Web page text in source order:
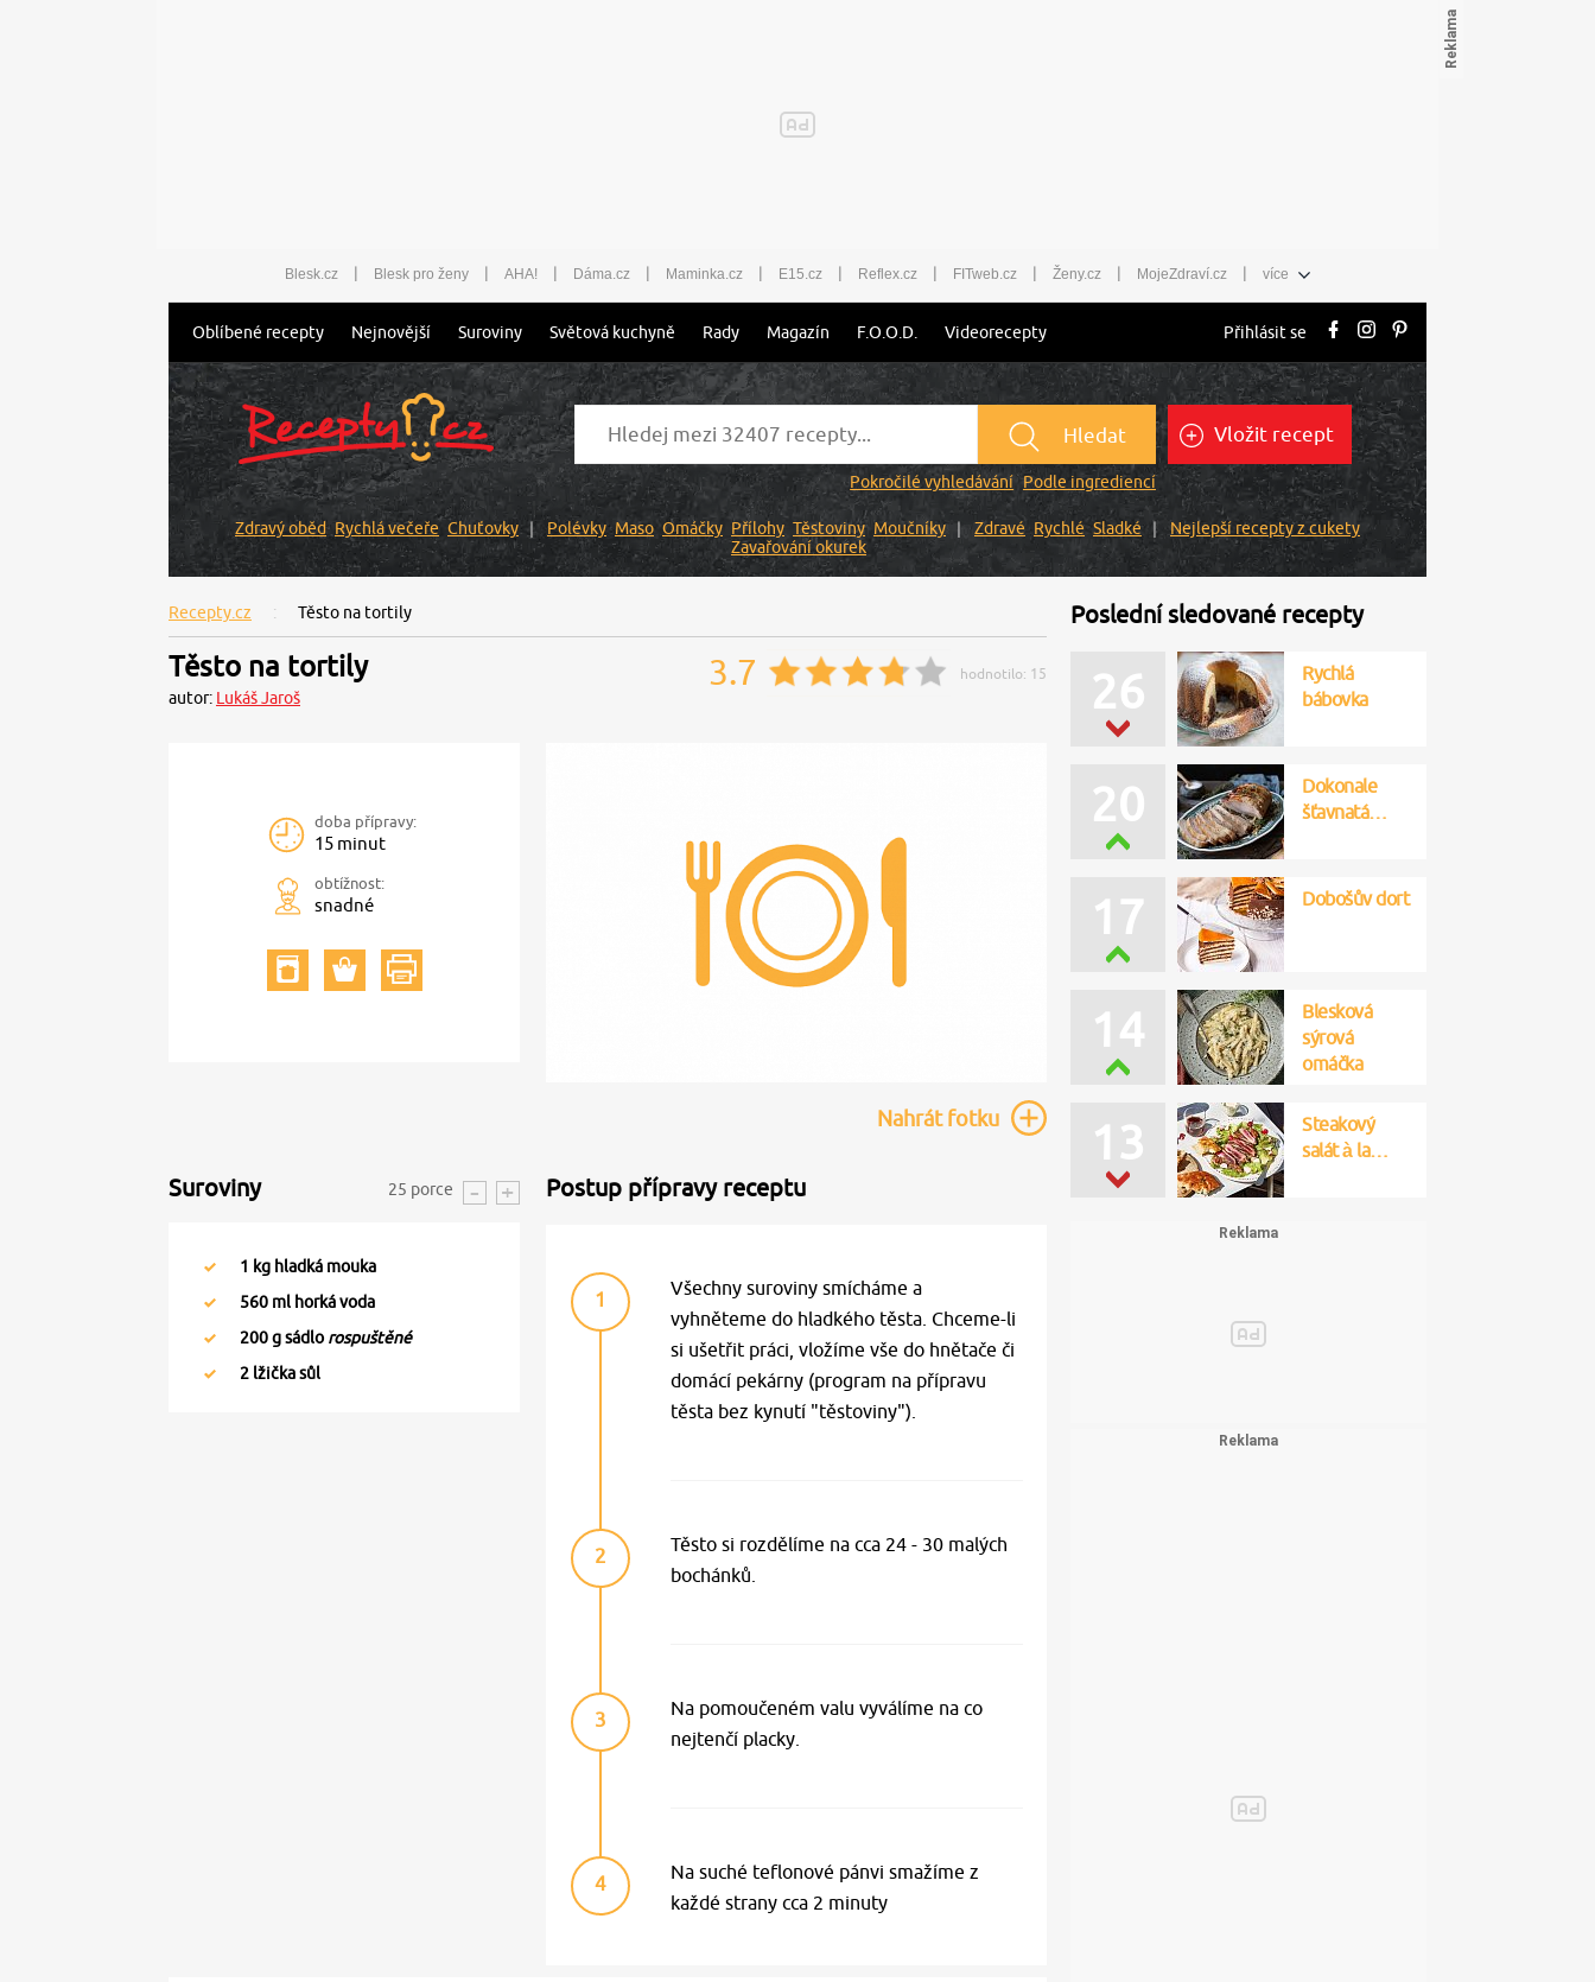
Blesk.cz | Blesk pro ženy | AHA! | Dáma.cz | Maminka.cz | E15.cz | Reflex.cz | FITweb.cz | Ženy.cz | MojeZdraví.cz | více
Oblíbené recepty Nejnovější Suroviny Světová kuchyně Rady Magazín F.O.O.D. Videorecepty Přihlásit se
Hledat
Pokročilé vyhledávání Podle ingrediencí
Vložit recept
Zdravý oběd Rychlá večeře Chuťovky Polévky Maso Omáčky Přílohy Těstoviny Moučníky Zdravé Rychlé Sladké
Nejlepší recepty z cukety
Zavařování okurek
Recepty.cz Těsto na tortily
Těsto na tortily
autor: Lukáš Jaroš
3.7 hodnotilo: 15
doba přípravy:
15 minut
obtížnost:
snadné
Nahrátfotku
Suroviny 25 porce
1 kg hladká mouka
560 ml horká voda
200g sádlo rospuštěné
2 lžička sůl
Postup přípravy receptu
1
Všechny suroviny smícháme a
vyhněteme do hladkého těsta. Chceme-li
si ušetřit práci, vložíme vše do hnětače či
domácí pekárny (program na přípravu
těsta bez kynutí "těstoviny").
2
Těsto si rozdělíme na cca 24 - 30 malých
bochánků.
3
Na pomoučeném valu vyválíme na co
nejtenčí placky.
4
Na suché teflonové pánvi smažíme z
každé strany cca 2 minuty
Poslední sledované recepty
26
Rychlá
bábovka
20
Dokonale
šťavnatá…
17 Dobošův dort
13
Steakový
salát à la…
14
Blesková
sýrová
omáčka